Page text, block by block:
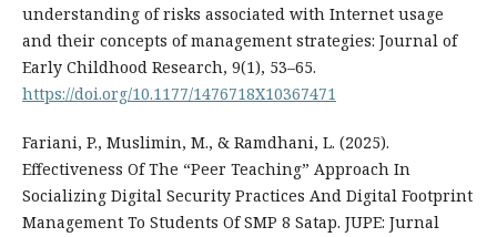
understanding of risks associated with Internet usage
and their concepts of management strategies: Journal of
Early Childhood Research, 9(1), 53–65.
https://doi.org/10.1177/1476718X10367471
Fariani, P., Muslimin, M., & Ramdhani, L. (2025).
Effectiveness Of The “Peer Teaching” Approach In
Socializing Digital Security Practices And Digital Footprint
Management To Students Of SMP 8 Satap. JUPE: Jurnal